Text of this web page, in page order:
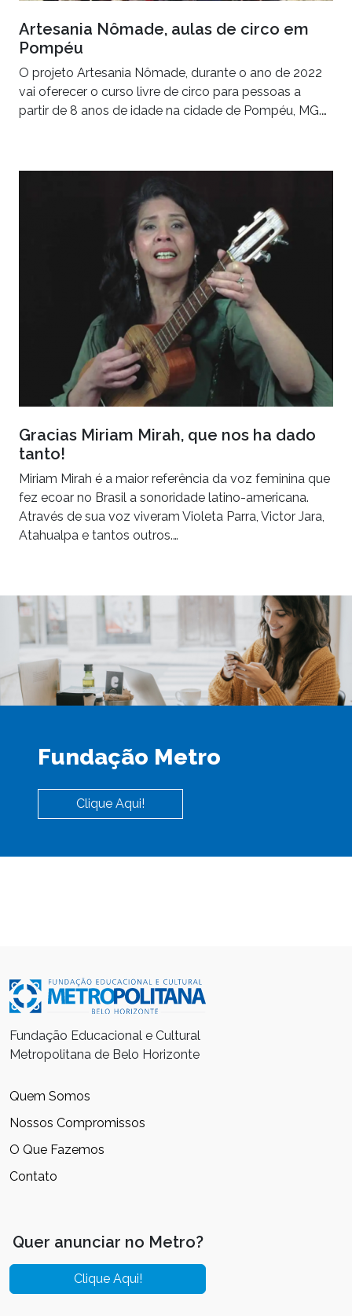
Artesania Nômade, aulas de circo em
Pompéu
O projeto Artesania Nômade, durante o ano de 2022
vai oferecer o curso livre de circo para pessoas a
partir de 8 anos de idade na cidade de Pompéu, MG.…
Gracias Miriam Mirah, que nos ha dado
tanto!
Miriam Mirah é a maior referência da voz feminina que
fez ecoar no Brasil a sonoridade latino-americana.
Através de sua voz viveram Violeta Parra, Victor Jara,
Atahualpa e tantos outros.…
Fundação Metro
Clique Aqui!
Fundação Educacional e Cultural
Metropolitana de Belo Horizonte
Quem Somos
Nossos Compromissos
O Que Fazemos
Contato
Quer anunciar no Metro?
Clique Aqui!